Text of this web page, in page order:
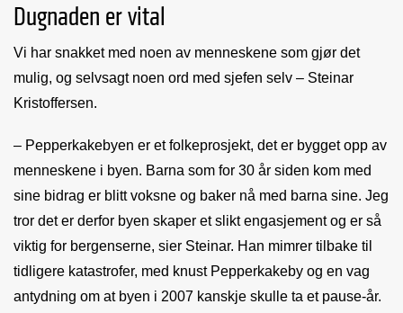
Dugnaden er vital
Vi har snakket med noen av menneskene som gjør det
mulig, og selvsagt noen ord med sjefen selv – Steinar
Kristoffersen.
– Pepperkakebyen er et folkeprosjekt, det er bygget opp av
menneskene i byen. Barna som for 30 år siden kom med
sine bidrag er blitt voksne og baker nå med barna sine. Jeg
tror det er derfor byen skaper et slikt engasjement og er så
viktig for bergenserne, sier Steinar. Han mimrer tilbake til
tidligere katastrofer, med knust Pepperkakeby og en vag
antydning om at byen i 2007 kanskje skulle ta et pause-år.